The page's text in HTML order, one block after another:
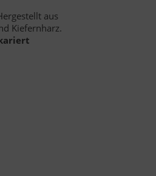
aus
Kiefernharz.